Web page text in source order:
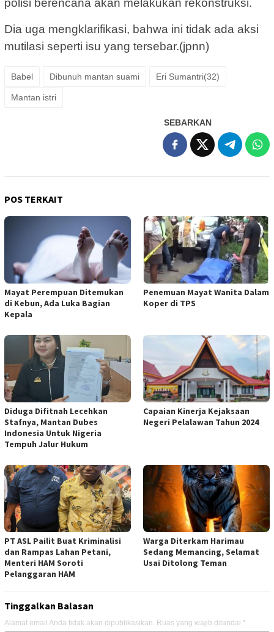
polisi berencana akan melakukan rekonstruksi.
Dia uga mengklarifikasi, bahwa ini tidak ada aksi
mutilasi seperti isu yang tersebar.(jpnn)
Babel Dibunuh mantan suami Eri Sumantri(32)
Mantan istri
SEBARKAN
POS TERKAIT
Mayat Perempuan Ditemukan
di Kebun, Ada Luka Bagian
Kepala
Penemuan Mayat Wanita Dalam
Koper di TPS
Diduga Difitnah Lecehkan
Stafnya, Mantan Dubes
Indonesia Untuk Nigeria
Tempuh Jalur Hukum
Capaian Kinerja Kejaksaan
Negeri Pelalawan Tahun 2024
PT ASL Pailit Buat Kriminalisi
dan Rampas Lahan Petani,
Menteri HAM Soroti
Pelanggaran HAM
Warga Diterkam Harimau
Sedang Memancing, Selamat
Usai Ditolong Teman
Tinggalkan Balasan
Alamat email Anda tidak akan dipublikasikan. Ruas yang wajib ditandai *